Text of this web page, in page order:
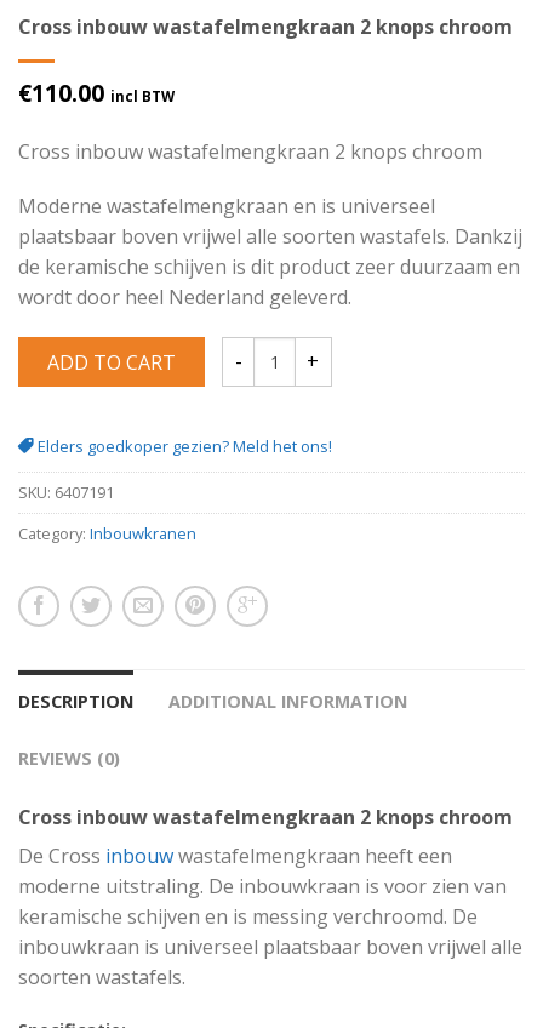
Cross inbouw wastafelmengkraan 2 knops chroom
€110.00 incl BTW
Cross inbouw wastafelmengkraan 2 knops chroom
Moderne wastafelmengkraan en is universeel
plaatsbaar boven vrijwel alle soorten wastafels. Dankzij
de keramische schijven is dit product zeer duurzaam en
wordt door heel Nederland geleverd.
ADD TO CART
Elders goedkoper gezien? Meld het ons!
SKU: 6407191
Category: Inbouwkranen
DESCRIPTION ADDITIONAL INFORMATION
REVIEWS (0)
Cross inbouw wastafelmengkraan 2 knops chroom
De Cross inbouwwastafelmengkraan heeft een
moderne uitstraling. De inbouwkraan is voor zien van
keramische schijven en is messing verchroomd. De
inbouwkraan is universeel plaatsbaar boven vrijwel alle
soorten wastafels.